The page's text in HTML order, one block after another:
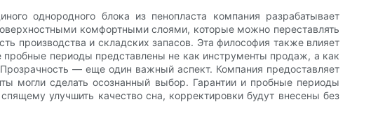
однородного блока из пенопласта компания разрабатывает
комфортными слоями, которые можно переставлять
производства и складских запасов. Эта философия также влияет
периоды представлены не как инструменты продаж, а как
— еще один важный аспект. Компания предоставляет
могли сделать осознанный выбор. Гарантии и пробные периоды
улучшить качество сна, корректировки будут внесены без